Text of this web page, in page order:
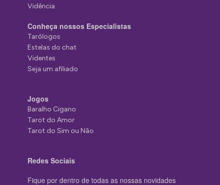
Vidência
Conheça nossos Especialistas
Tarólogos
Estelas do chat
Videntes
Seja um afiliado
Jogos
Baralho Cigano
Tarot do Amor
Tarot do Sim ou Não
Redes Sociais
Fique por dentro de todas as nossas novidades